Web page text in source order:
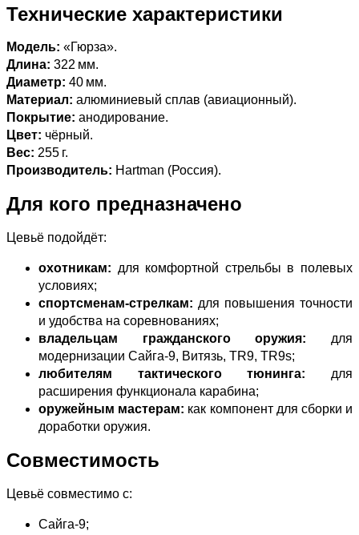
Технические характеристики
Модель: «Гюрза».
Длина: 322 мм.
Диаметр: 40 мм.
Материал: алюминиевый сплав (авиационный).
Покрытие: анодирование.
Цвет: чёрный.
Вес: 255 г.
Производитель: Hartman (Россия).
Для кого предназначено
Цевьё подойдёт:
охотникам: для комфортной стрельбы в полевых
условиях;
спортсменам‑стрелкам: для повышения точности
и удобства на соревнованиях;
владельцам гражданского оружия: для
модернизации Сайга‑9, Витязь, TR9, TR9s;
любителям тактического тюнинга: для
расширения функционала карабина;
оружейным мастерам: как компонент для сборки и
доработки оружия.
Совместимость
Цевьё совместимо с:
Сайга‑9;